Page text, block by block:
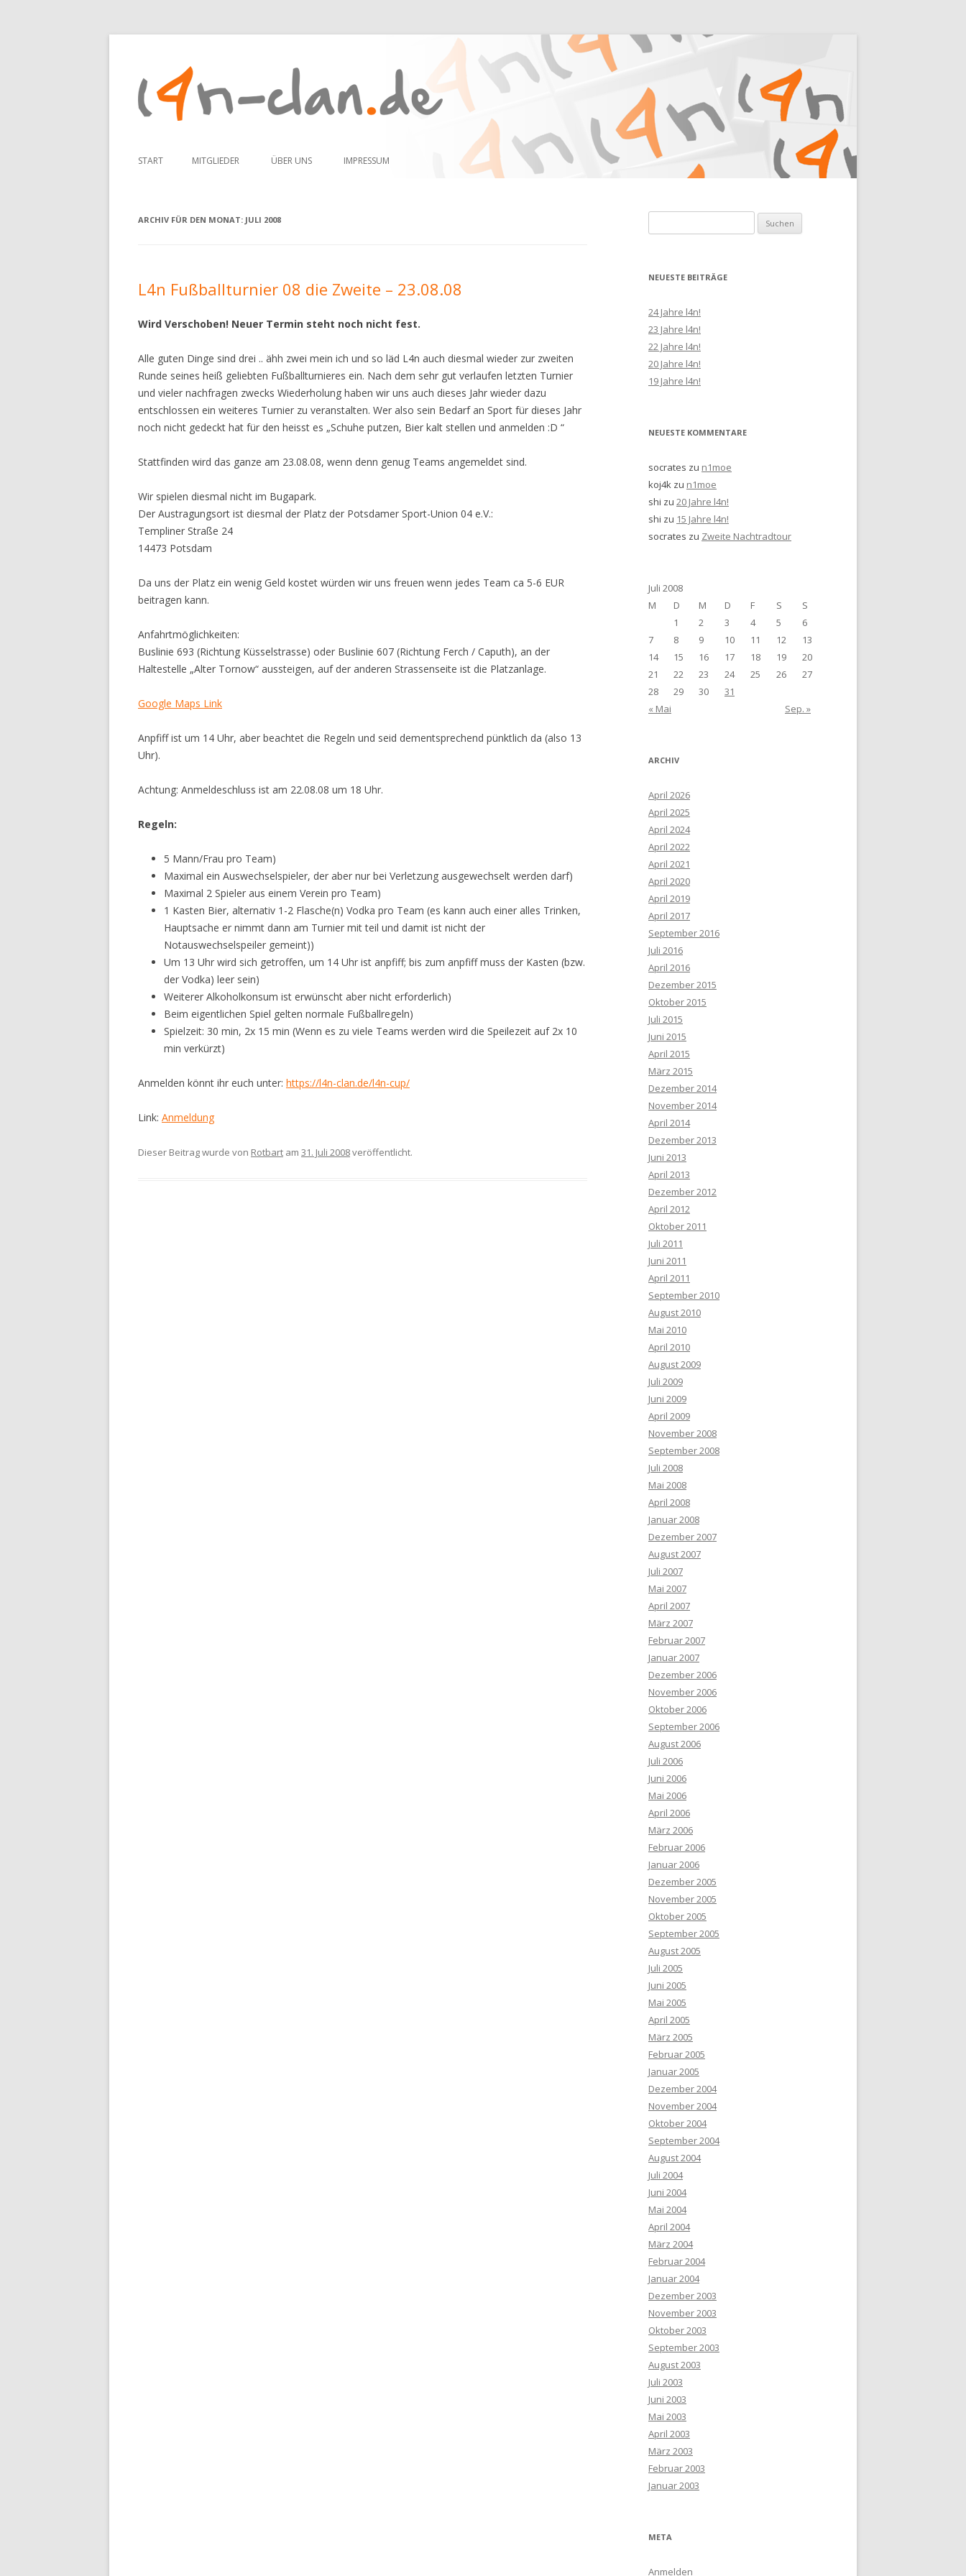
Zum
Inhalt
springen
START MITGLIEDER
ANNE
N1MOE
OLI
ROTBART
SHI
ÜBER UNS IMPRESSUM
ARCHIV FÜR DEN MONAT: JULI 2008
L4n Fußballturnier 08 die Zweite – 23.08.08
Wird Verschoben! Neuer Termin steht noch nicht fest.
Alle guten Dinge sind drei .. ähh zwei mein ich und so läd L4n auch diesmal wieder zur zweiten
Runde seines heiß geliebten Fußballturnieres ein. Nach dem sehr gut verlaufen letzten Turnier
und vieler nachfragen zwecks Wiederholung haben wir uns auch dieses Jahr wieder dazu
entschlossen ein weiteres Turnier zu veranstalten. Wer also sein Bedarf an Sport für dieses Jahr
noch nicht gedeckt hat für den heisst es „Schuhe putzen, Bier kalt stellen und anmelden :D “
Stattfinden wird das ganze am 23.08.08, wenn denn genug Teams angemeldet sind.
Wir spielen diesmal nicht im Bugapark.
Der Austragungsort ist diesmal der Platz der Potsdamer Sport-Union 04 e.V.:
Templiner Straße 24
14473 Potsdam
Da uns der Platz ein wenig Geld kostet würden wir uns freuen wenn jedes Team ca 5-6 EUR
beitragen kann.
Anfahrtmöglichkeiten:
Buslinie 693 (Richtung Küsselstrasse) oder Buslinie 607 (Richtung Ferch / Caputh), an der
Haltestelle „Alter Tornow“ aussteigen, auf der anderen Strassenseite ist die Platzanlage.
Google Maps Link
Anpfiff ist um 14 Uhr, aber beachtet die Regeln und seid dementsprechend pünktlich da (also 13
Uhr).
Achtung: Anmeldeschluss ist am 22.08.08 um 18 Uhr.
Regeln:
5 Mann/Frau pro Team)
Maximal ein Auswechselspieler, der aber nur bei Verletzung ausgewechselt werden darf)
Maximal 2 Spieler aus einem Verein pro Team)
1 Kasten Bier, alternativ 1-2 Flasche(n) Vodka pro Team (es kann auch einer alles Trinken,
Hauptsache er nimmt dann am Turnier mit teil und damit ist nicht der
Notauswechselspeiler gemeint))
Um 13 Uhr wird sich getroffen, um 14 Uhr ist anpfiff; bis zum anpfiff muss der Kasten (bzw.
der Vodka) leer sein)
Weiterer Alkoholkonsum ist erwünscht aber nicht erforderlich)
Beim eigentlichen Spiel gelten normale Fußballregeln)
Spielzeit: 30 min, 2x 15 min (Wenn es zu viele Teams werden wird die Speilezeit auf 2x 10
min verkürzt)
Anmelden könnt ihr euch unter: https://l4n-clan.de/l4n-cup/
Link: Anmeldung
Dieser Beitrag wurde von Rotbart am 31. Juli 2008veröffentlicht.
nach:
NEUESTE BEITRÄGE
24 Jahre l4n!
23 Jahre l4n!
22 Jahre l4n!
20 Jahre l4n!
19 Jahre l4n!
NEUESTE KOMMENTARE
socrates zu n1moe
koj4k zu n1moe
shi zu 20 Jahre l4n!
shi zu 15 Jahre l4n!
socrates zu Zweite Nachtradtour
Juli 2008
M
D M D F S
S
1
2 3 4 5
6
7
8 9 10 11 12
13
14
15 16 17 18 19
20
21
22 23 24 25 26
27
28
29 30
31
« Mai
Sep. »
ARCHIV
April 2026
April 2025
April 2024
April 2022
April 2021
April 2020
April 2019
April 2017
September 2016
Juli 2016
April 2016
Dezember 2015
Oktober 2015
Juli 2015
Juni 2015
April 2015
März 2015
Dezember 2014
November 2014
April 2014
Dezember 2013
Juni 2013
April 2013
Dezember 2012
April 2012
Oktober 2011
Juli 2011
Juni 2011
April 2011
September 2010
August 2010
Mai 2010
April 2010
August 2009
Juli 2009
Juni 2009
April 2009
November 2008
September 2008
Juli 2008
Mai 2008
April 2008
Januar 2008
Dezember 2007
August 2007
Juli 2007
Mai 2007
April 2007
März 2007
Februar 2007
Januar 2007
Dezember 2006
November 2006
Oktober 2006
September 2006
August 2006
Juli 2006
Juni 2006
Mai 2006
April 2006
März 2006
Februar 2006
Januar 2006
Dezember 2005
November 2005
Oktober 2005
September 2005
August 2005
Juli 2005
Juni 2005
Mai 2005
April 2005
März 2005
Februar 2005
Januar 2005
Dezember 2004
November 2004
Oktober 2004
September 2004
August 2004
Juli 2004
Juni 2004
Mai 2004
April 2004
März 2004
Februar 2004
Januar 2004
Dezember 2003
November 2003
Oktober 2003
September 2003
August 2003
Juli 2003
Juni 2003
Mai 2003
April 2003
März 2003
Februar 2003
Januar 2003
META
Anmelden